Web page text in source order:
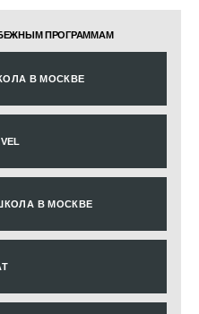
ПРОГРАММАМ
В МОСКВЕ
В МОСКВЕ